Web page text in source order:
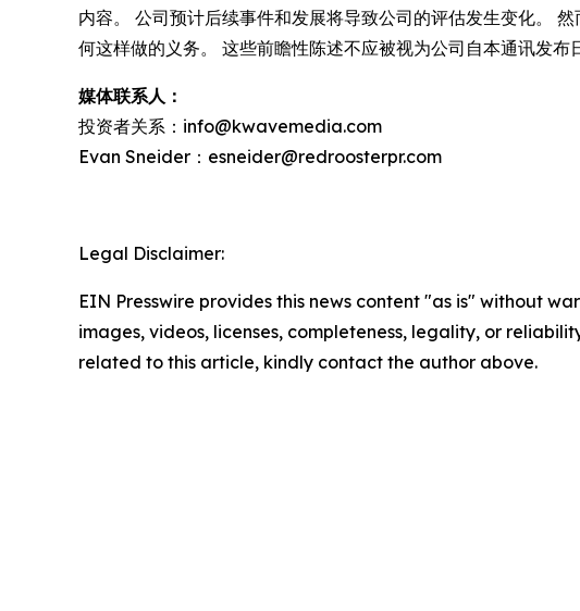
内容。 公司预计后续事件和发展将导致公司的评估发生变化。
何这样做的义务。 这些前瞻性陈述不应被视为公司自本通讯发
媒体联系人：
投资者关系：info@kwavemedia.com
Evan Sneider：esneider@redroosterpr.com
Legal Disclaimer:
EIN Presswire provides this news content "as is" without
images, videos, licenses, completeness, legality, or
related to this article, kindly contact the author above.